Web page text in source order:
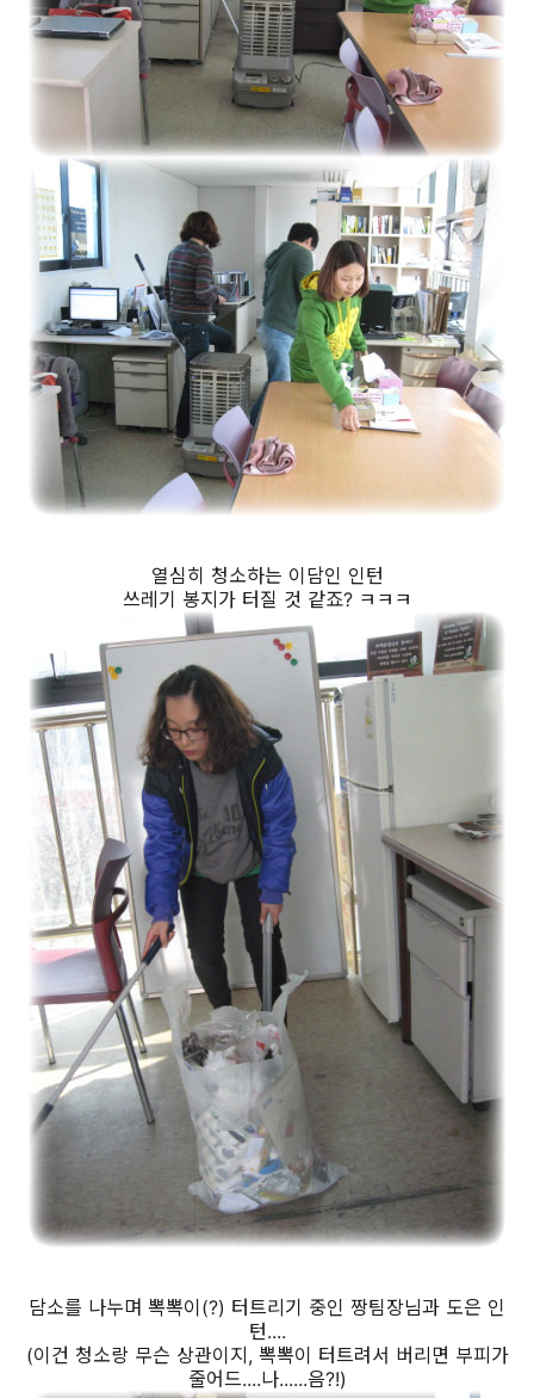
열심히 청소하는 이담인 인턴
쓰레기 봉지가 터질 것 같죠? ㅋㅋㅋ
담소를 나누며 뽁뽁이(?) 터트리기 중인 짱팀장님과 도은 인
턴....
(이건 청소랑 무슨 상관이지, 뽁뽁이 터트려서 버리면 부피가
줄어드....나......음?!)